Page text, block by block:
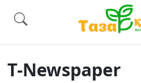
T-Newspaper